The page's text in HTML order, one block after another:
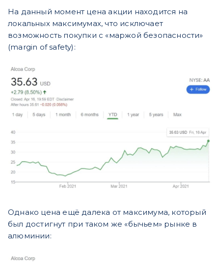
На данный момент цена акции находится на
локальных максимумах, что исключает
возможность покупки с «маржой безопасности»
(margin of safety):
Однако цена ещё далека от максимума, который
был достигнут при таком же «бычьем» рынке в
алюминии: